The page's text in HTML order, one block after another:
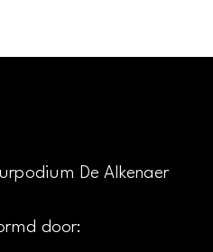
De Alkenaer
door: